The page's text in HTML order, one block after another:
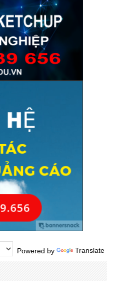
Powered by Translate